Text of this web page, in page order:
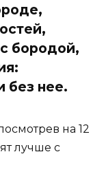
бородой,
без нее.
на 12
лучше с